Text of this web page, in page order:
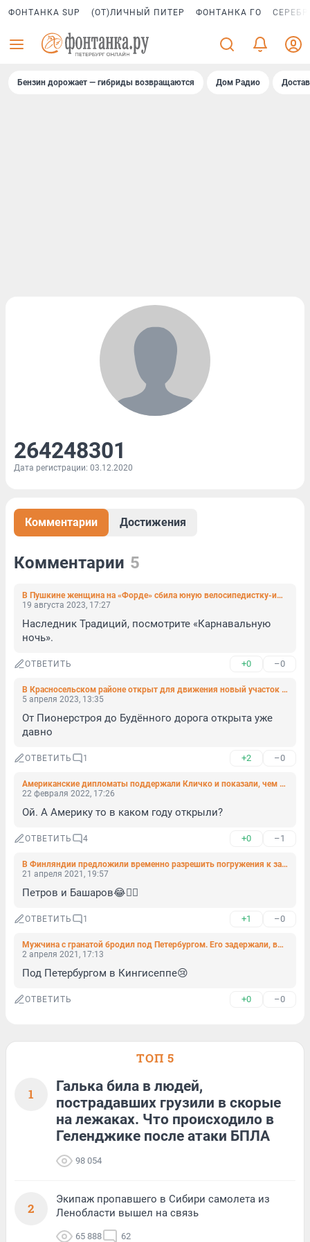
ФОНТАНКА SUP (ОТ)ЛИЧНЫЙ ПИТЕР ФОНТАНКА ГО
Бензин дорожает — гибриды возвращаются Дом Радио
264248301
Дата регистрации: 03.12.2020
Комментарии Достижения
Комментарии 5
В Пушкине женщина на «Форде» сбила юную велосипедистку-именинницу
19 августа 2023, 17:27
Наследник Традиций, посмотрите «Карнавальную
ночь».
ОТВЕТИТЬ +0 –0
В Красносельском районе открыт для движения новый участок улицы Бориса Шмелева
5 апреля 2023, 13:35
От Пионерстроя до Будённого дорога открыта уже
давно
ОТВЕТИТЬ 1 +2 –0
Американские дипломаты поддержали Кличко и показали, чем была Москва во времена Киевской Руси
22 февраля 2022, 17:26
Ой. А Америку то в каком году открыли?
ОТВЕТИТЬ 4 +0 –1
В Финляндии предложили временно разрешить погружения к затонувшему парому Estonia
21 апреля 2021, 19:57
Петров и Башаров😂🤦‍♂️
ОТВЕТИТЬ 1 +1 –0
Мужчина с гранатой бродил под Петербургом. Его задержали, выманив разговорами в лес
2 апреля 2021, 17:13
Под Петербургом в Кингисеппе😢
ОТВЕТИТЬ +0 –0
ТОП 5
1
Галька била в людей,
пострадавших грузили в скорые
на лежаках. Что происходило в
Геленджике после атаки БПЛА
98 054
2
Экипаж пропавшего в Сибири самолета из
Ленобласти вышел на связь
65 888 62